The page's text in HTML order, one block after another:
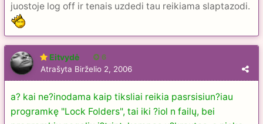
juostoje log off ir tenais uzdedi tau reikiama slaptazodi.
Eitvydė 6
Atrašyta Birželio 2, 2006
a? kai ne?inodama kaip tiksliai reikia pasrsisiun?iau
programkę "Lock Folders", tai iki ?iol n failų, bei